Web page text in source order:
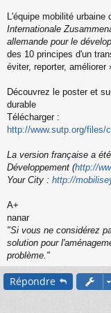
s
g
e
n
o
l
u
L'équipe mobilité urbaine
Internationale
allemande pour le
des 10 principes d'un
éviter, reporter,
Découvrez le poster et
durable
Télécharger :
http://www.sutp.org/files/
La version française a
Développement (http://
Your City : http://
A+
nanar
"Si vous ne considérez
solution pour
problème."
Répondre